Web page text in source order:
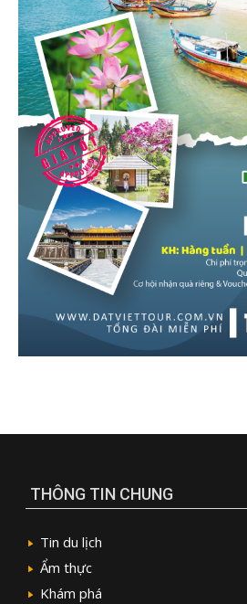
THÔNG TIN CHUNG
Tin du lịch
Ẩm thực
Khám phá